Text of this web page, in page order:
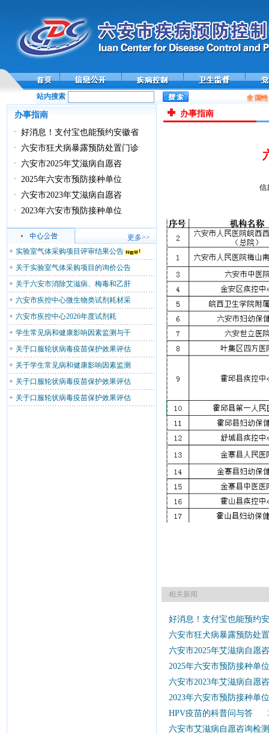
站内搜索 全国
办事指南
· 好消息！支付宝也能预约安徽省
· 六安市狂犬病暴露预防处置门诊
· 六安市2025年艾滋病自愿咨
· 2025年六安市预防接种单位
· 六安市2023年艾滋病自愿咨
· 2023年六安市预防接种单位
更多>>
实验室气体采购项目评审结果公告
关于实验室气体采购项目的询价公告
关于六安市消除艾滋病、梅毒和乙肝
六安市疾控中心微生物类试剂耗材采
六安市疾控中心2026年度试剂耗
学生常见病和健康影响因素监测与干
关于口服轮状病毒疫苗保护效果评估
关于学生常见病和健康影响因素监测
关于口服轮状病毒疫苗保护效果评估
关于口服轮状病毒疫苗保护效果评估
办事指南
信
相关新闻
好消息！支付宝也能预约
六安市狂犬病暴露预防处
六安市2025年艾滋病自愿
2025年六安市预防接种单
六安市2023年艾滋病自愿
2023年六安市预防接种单
HPV疫苗的科普问与答
六安市艾滋病自愿咨询检